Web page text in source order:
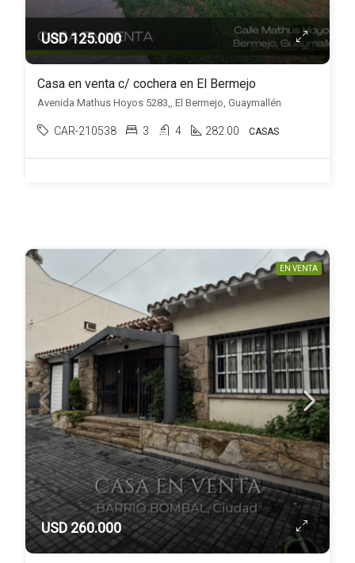
USD 125.000
Casa en venta c/ cochera en El Bermejo
Avenida Mathus Hoyos 5283,, El Bermejo, Guaymallén
CAR-210538 3 4 282.00 CASAS
EN VENTA
USD 260.000